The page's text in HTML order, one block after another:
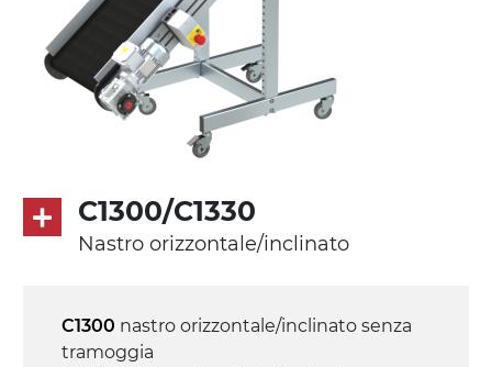
Tappeto
PVC superficie quadrangolare verde
petrolio
diretta in traino (lato sinistro), motore
asincrono trifase multi tensione
230/400Vac-50Hz-3F
3.4 m/minuto
C1300/C1330
Nastro orizzontale/inclinato
C1300 nastro orizzontale/inclinato senza
tramoggia